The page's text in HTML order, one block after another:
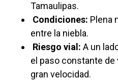
Tamaulipas.
Condiciones: Plena
entre la niebla.
Riesgo vial: A un
el paso constante
gran velocidad.